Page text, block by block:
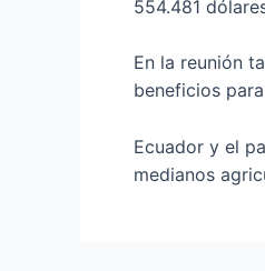
554.481
En la reunión
beneficios
Ecuador y el
medianos